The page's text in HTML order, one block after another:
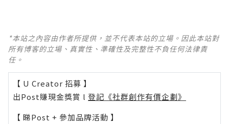
*本站之內容由作者所提供，並不代表本站的立場。因此本站對
所有博客的立場、真實性、準確性及完整性不負任何法律責
任。
【 U Creator 招募 】
出Post賺現金獎賞 l 登記《社群創作有價企劃》
【 睇Post + 參加品牌活動 】